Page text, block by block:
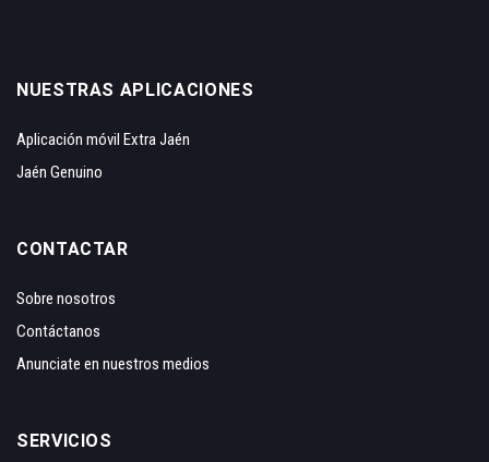
NUESTRAS APLICACIONES
Aplicación móvil Extra Jaén
Jaén Genuino
CONTACTAR
Sobre nosotros
Contáctanos
Anunciate en nuestros medios
SERVICIOS